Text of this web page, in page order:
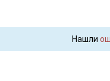
Нашли